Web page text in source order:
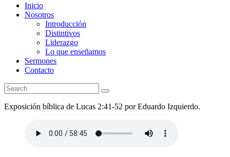
Inicio
Nosotros
Introducción
Distintivos
Liderazgo
Lo que enseñamos
Sermones
Contacto
Exposición bíblica de Lucas 2:41-52 por Eduardo Izquierdo.